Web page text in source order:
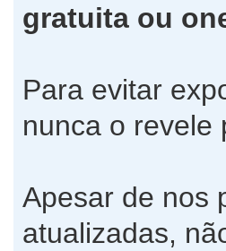
gratuita ou
Para evitar
nunca o revele
Apesar de nos
atualizadas,